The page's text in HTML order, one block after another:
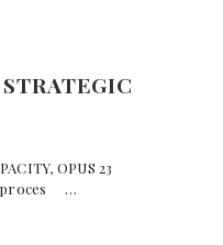
OPACITY, OPUS 23
proces …